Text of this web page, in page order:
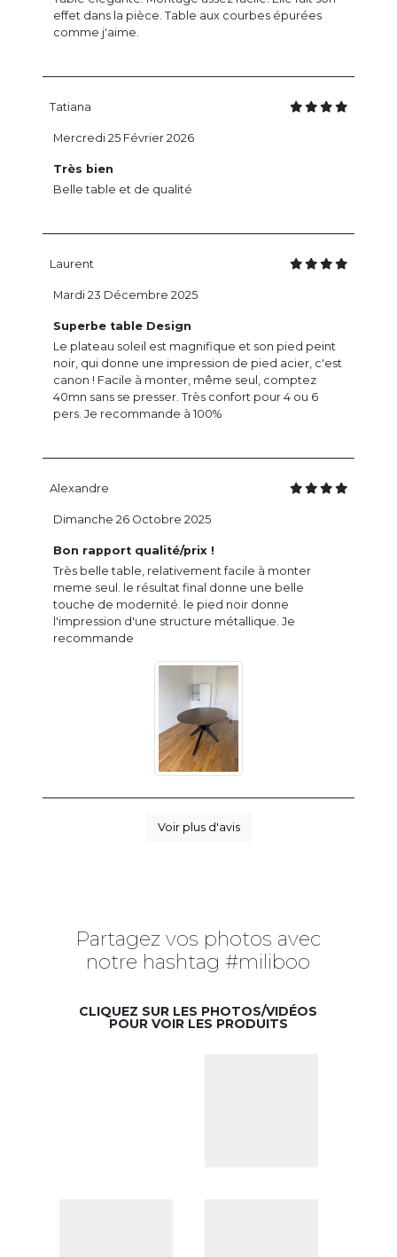
effet dans la pièce. Table aux courbes épurées
comme j'aime.
Tatiana
Très bien
Belle table et de qualité
Mercredi 25 Février 2026
Laurent
Superbe table Design
Le plateau soleil est magnifique et son pied peint
noir, qui donne une impression de pied acier, c'est
canon ! Facile à monter, même seul, comptez
40mn sans se presser. Très confort pour 4 ou 6
pers. Je recommande à 100%
Mardi 23 Décembre 2025
Alexandre
Bon rapport qualité/prix !
Très belle table, relativement facile à monter
meme seul. le résultat final donne une belle
touche de modernité. le pied noir donne
l'impression d'une structure métallique. Je
recommande
Dimanche 26 Octobre 2025
Voir plus d'avis
Partagez vos photos avec
notre hashtag #miliboo
CLIQUEZ SUR LES PHOTOS/VIDÉOS
POUR VOIR LES PRODUITS